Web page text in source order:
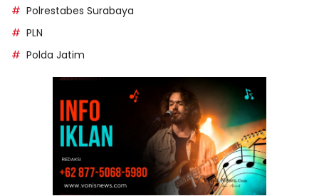
Polrestabes Surabaya
PLN
Polda Jatim